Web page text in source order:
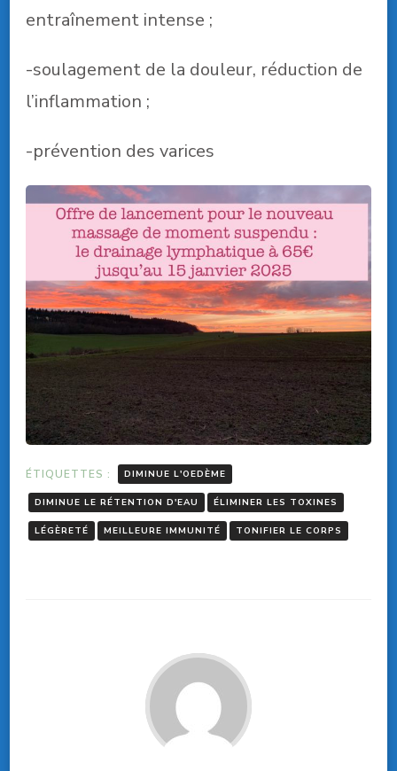
entraînement intense ;
-soulagement de la douleur, réduction de
l’inflammation ;
-prévention des varices
ÉTIQUETTES : DIMINUE L'OEDÈME
DIMINUE LE RÉTENTION D'EAU ÉLIMINER LES TOXINES
LÉGÈRETÉ MEILLEURE IMMUNITÉ TONIFIER LE CORPS